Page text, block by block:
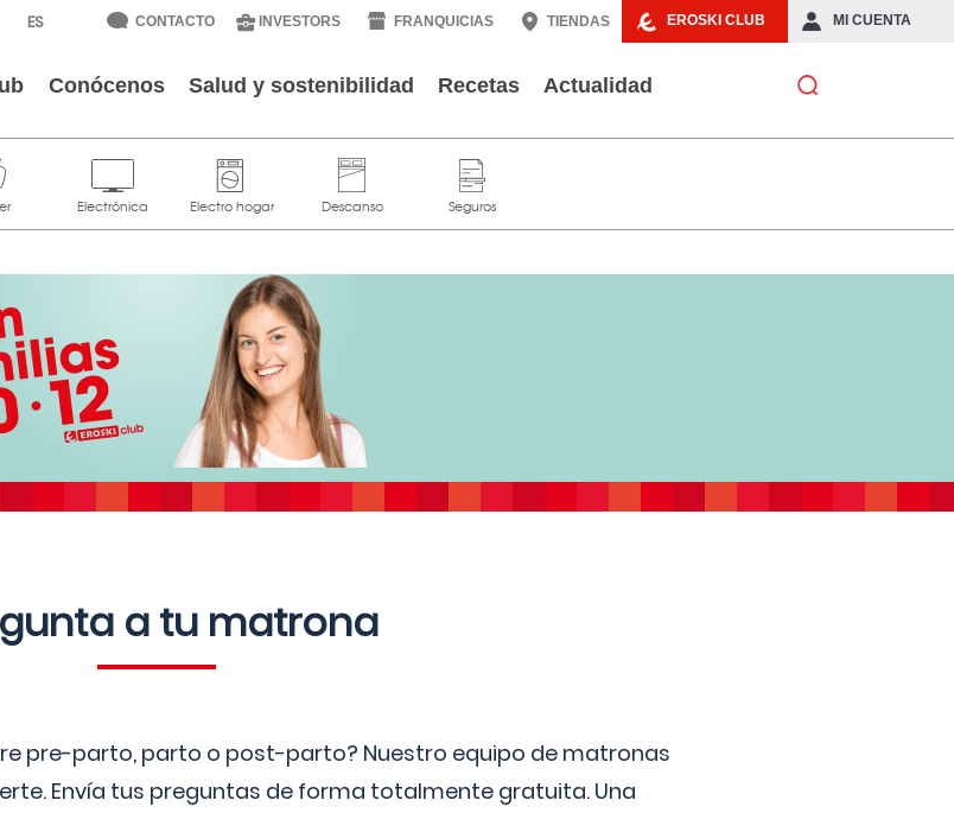
EROSKI CLUB MI CUENTA
CONTACTO INVESTORS FRANQUICIAS TIENDAS
Conócenos Salud y sostenibilidad Recetas Actualidad
a tu matrona
pre-parto, parto o post-parto? Nuestro equipo de matronas
Envía tus preguntas de forma totalmente gratuita. Una